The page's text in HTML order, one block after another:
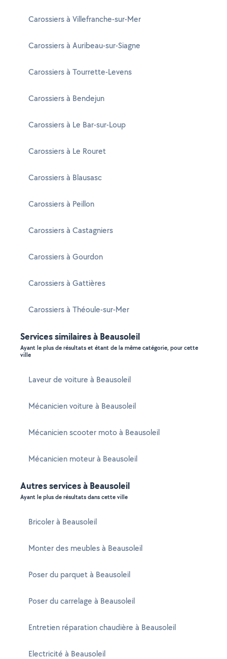
Carossiers à Villefranche-sur-Mer
Carossiers à Auribeau-sur-Siagne
Carossiers à Tourrette-Levens
Carossiers à Bendejun
Carossiers à Le Bar-sur-Loup
Carossiers à Le Rouret
Carossiers à Blausasc
Carossiers à Peillon
Carossiers à Castagniers
Carossiers à Gourdon
Carossiers à Gattières
Carossiers à Théoule-sur-Mer
Services similaires à Beausoleil
Ayant le plus de résultats et étant de la même catégorie, pour cette
ville
Laveur de voiture à Beausoleil
Mécanicien voiture à Beausoleil
Mécanicien scooter moto à Beausoleil
Mécanicien moteur à Beausoleil
Autres services à Beausoleil
Ayant le plus de résultats dans cette ville
Bricoler à Beausoleil
Monter des meubles à Beausoleil
Poser du parquet à Beausoleil
Poser du carrelage à Beausoleil
Entretien réparation chaudière à Beausoleil
Electricité à Beausoleil